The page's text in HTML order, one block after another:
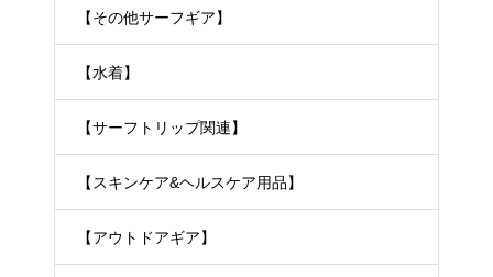
【その他サーフギア】
【水着】
【サーフトリップ関連】
【スキンケア&ヘルスケア用品】
【アウトドアギア】